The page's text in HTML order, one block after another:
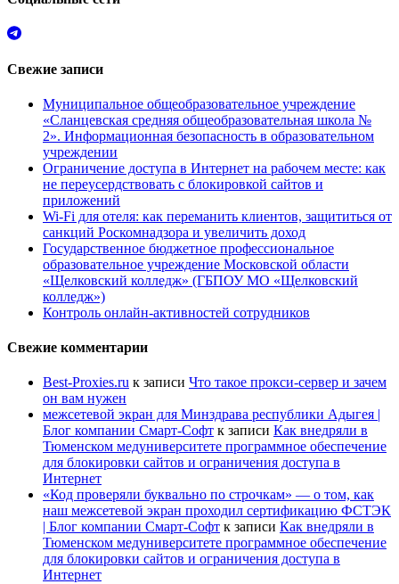
Свежие записи
Муниципальное общеобразовательное учреждение
«Сланцевская средняя общеобразовательная школа №
2». Информационная безопасность в образовательном
учреждении
Ограничение доступа в Интернет на рабочем месте: как
не переусердствовать с блокировкой сайтов и
приложений
Wi-Fi для отеля: как переманить клиентов, защититься от
санкций Роскомнадзора и увеличить доход
Государственное бюджетное профессиональное
образовательное учреждение Московской области
«Щелковский колледж» (ГБПОУ МО «Щелковский
колледж»)
Контроль онлайн-активностей сотрудников
Свежие комментарии
Best-Proxies.ru к записи Что такое прокси-сервер и зачем
он вам нужен
межсетевой экран для Минздрава республики Адыгея |
Блог компании Смарт-Софт к записи Как внедряли в
Тюменском медуниверситете программное обеспечение
для блокировки сайтов и ограничения доступа в
Интернет
«Код проверяли буквально по строчкам» — о том, как
наш межсетевой экран проходил сертификацию ФСТЭК
| Блог компании Смарт-Софт к записи Как внедряли в
Тюменском медуниверситете программное обеспечение
для блокировки сайтов и ограничения доступа в
Интернет